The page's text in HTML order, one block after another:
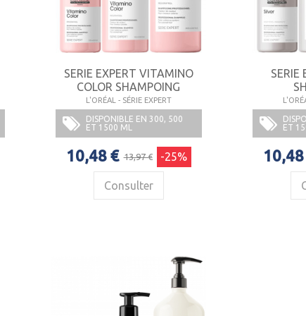
SERIE EXPERT VITAMINO
COLOR SHAMPOING
L'ORÉAL - SÉRIE EXPERT
DISPONIBLE EN 300, 500
ET 1500 ML
10,48 € 13,97 € -25%
Consulter
SERIE
ET